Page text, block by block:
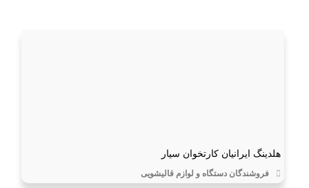
هلدینگ ایرانیان کارتخوان سیار
فروشندگان دستگاه و لوازم قالیشویی